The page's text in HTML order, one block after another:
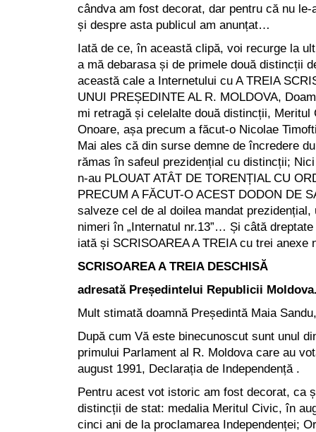
cândva am fost decorat, dar pentru că nu
și despre asta publicul am anunțat…
Iată de ce, în această clipă, voi recurge la
a mă debarasa și de primele două distincții
această cale a Internetului cu A TREIA
UNUI PREȘEDINTE AL R. MOLDOVA,
mi retragă și celelalte două distincții, Meritul
Onoare, așa precum a făcut-o Nicolae
Mai ales că din surse demne de încredere
rămas în safeul prezidențial cu distincții;
n-au PLOUAT ATÂT DE TORENȚIAL CU
PRECUM A FĂCUT-O ACEST DODON DE
salveze cel de al doilea mandat
nimeri în „Internatul nr.13”… Și câtă
iată și SCRISOAREA A TREIA cu trei anexe
SCRISOAREA A TREIA DESCHISĂ
adresată Președintelui Republicii
Mult stimată doamnă Președintă Maia Sandu,
După cum Vă este binecunoscut sunt unul
primului Parlament al R. Moldova care au
august 1991, Declarația de Independență .
Pentru acest vot istoric am fost decorat, ca
distincții de stat: medalia Meritul Civic, în
cinci ani de la proclamarea Independenței;